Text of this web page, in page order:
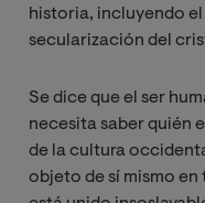
historia, incluyendo
secularización del
Se dice que el ser
necesita saber quién
de la cultura
objeto de sí mismo